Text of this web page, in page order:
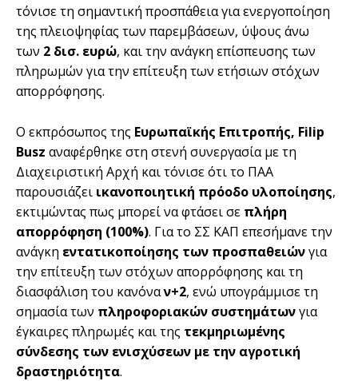
τόνισε τη σημαντική προσπάθεια για ενεργοποίηση
της πλειοψηφίας των παρεμβάσεων, ύψους άνω
των 2 δισ. ευρώ, και την ανάγκη επίσπευσης των
πληρωμών για την επίτευξη των ετήσιων στόχων
απορρόφησης.
Ο εκπρόσωπος της Ευρωπαϊκής Επιτροπής, Filip
Busz αναφέρθηκε στη στενή συνεργασία με τη
Διαχειριστική Αρχή και τόνισε ότι το ΠΑΑ
παρουσιάζει ικανοποιητική πρόοδο υλοποίησης,
εκτιμώντας πως μπορεί να φτάσει σε πλήρη
απορρόφηση (100%). Για το ΣΣ ΚΑΠ επεσήμανε την
ανάγκη εντατικοποίησης των προσπαθειώνγια
την επίτευξη των στόχων απορρόφησης και τη
διασφάλιση του κανόναν+2, ενώ υπογράμμισε τη
σημασία των πληροφοριακών συστημάτωνγια
έγκαιρες πληρωμές και της τεκμηριωμένης
σύνδεσης των ενισχύσεων με την αγροτική
δραστηριότητα.